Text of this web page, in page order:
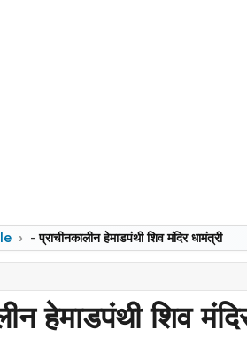
-प्राचीनकालीन हेमाडपंथी शिव मंदिर धामंत्री
हेमाडपंथी शिव